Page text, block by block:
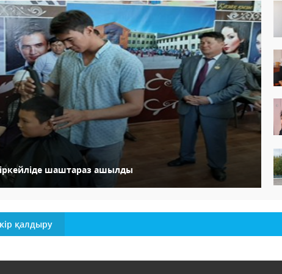
шаштараз ашылды
қалдыру